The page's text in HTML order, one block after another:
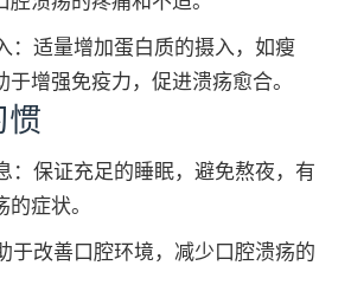
：适量增加蛋白质的摄入，如瘦
于增强免疫力，促进溃疡愈合。
惯
：保证充足的睡眠，避免熬夜，有
症状。
于改善口腔环境，减少口腔溃疡的